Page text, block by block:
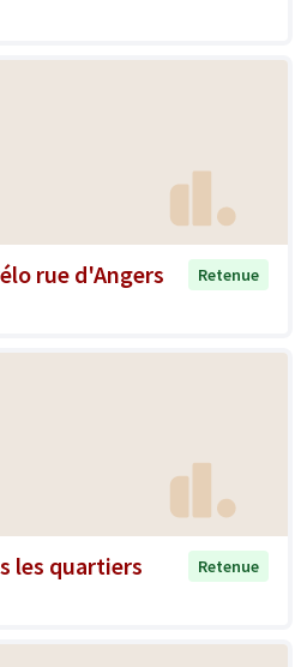
rue d'Angers
Retenue
les quartiers
Retenue